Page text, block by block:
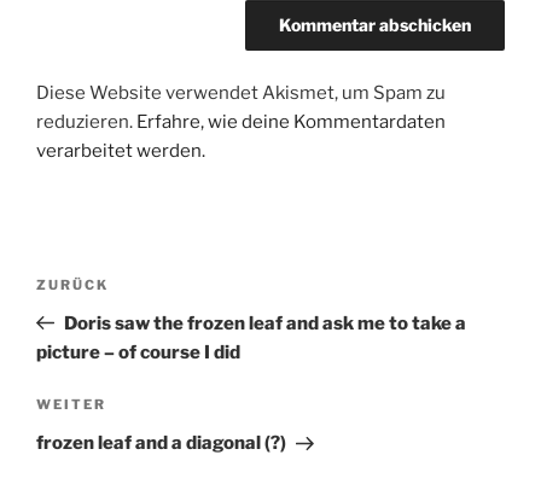
Diese Website verwendet Akismet, um Spam zu
reduzieren. Erfahre, wie deine Kommentardaten
verarbeitet werden.
Beitragsnavigation
Vorheriger
Beitrag
ZURÜCK
Doris saw the frozen leaf and ask me to take a
picture – of course I did
Nächster
Beitrag
WEITER
frozen leaf and a diagonal (?)